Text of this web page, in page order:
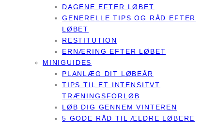
DAGENE EFTER LØBET
GENERELLE TIPS OG RÅD EFTER
LØBET
RESTITUTION
ERNÆRING EFTER LØBET
MINIGUIDES
PLANLÆG DIT LØBEÅR
TIPS TIL ET INTENSITVT
TRÆNINGSFORLØB
LØB DIG GENNEM VINTEREN
5 GODE RÅD TIL ÆLDRE LØBERE